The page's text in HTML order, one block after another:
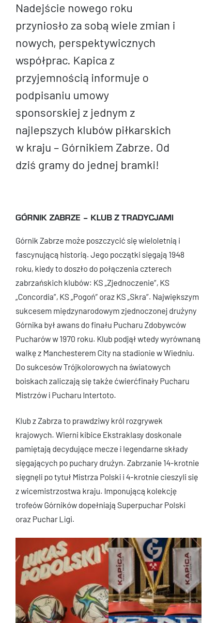
Nadejście nowego roku
przyniosło za sobą wiele zmian i
nowych, perspektywicznych
współprac. Kapica z
przyjemnością informuje o
podpisaniu umowy
sponsorskiej z jednym z
najlepszych klubów piłkarskich
w kraju – Górnikiem Zabrze. Od
dziś gramy do jednej bramki!
GÓRNIK ZABRZE – KLUB Z TRADYCJAMI
Górnik Zabrze może poszczycić się wieloletnią i
fascynującą historią. Jego początki sięgają 1948
roku, kiedy to doszło do połączenia czterech
zabrzańskich klubów: KS „Zjednoczenie”, KS
„Concordia”, KS „Pogoń” oraz KS „Skra”. Największym
sukcesem międzynarodowym zjednoczonej drużyny
Górnika był awans do finału Pucharu Zdobywców
Pucharów w 1970 roku. Klub podjął wtedy wyrównaną
walkę z Manchesterem City na stadionie w Wiedniu.
Do sukcesów Trójkolorowych na światowych
boiskach zaliczają się także ćwierćfinały Pucharu
Mistrzów i Pucharu Intertoto.
Klub z Zabrza to prawdziwy król rozgrywek
krajowych. Wierni kibice Ekstraklasy doskonale
pamiętają decydujące mecze i legendarne składy
sięgających po puchary drużyn. Zabrzanie 14-krotnie
sięgnęli po tytuł Mistrza Polski i 4-krotnie cieszyli się
z wicemistrzostwa kraju. Imponującą kolekcję
trofeów Górników dopełniają Superpuchar Polski
oraz Puchar Ligi.